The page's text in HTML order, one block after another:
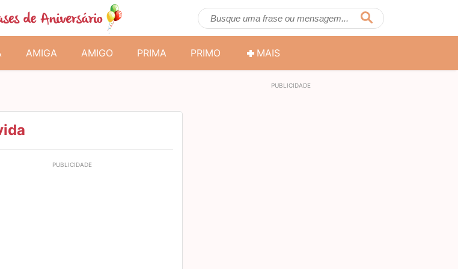
AMIGA AMIGO PRIMA PRIMO MAIS